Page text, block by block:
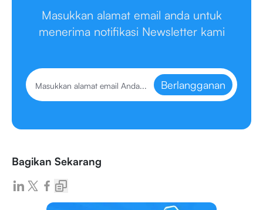
Masukkan alamat email anda untuk
menerima notifikasi Newsletter kami
Berlangganan
Bagikan Sekarang